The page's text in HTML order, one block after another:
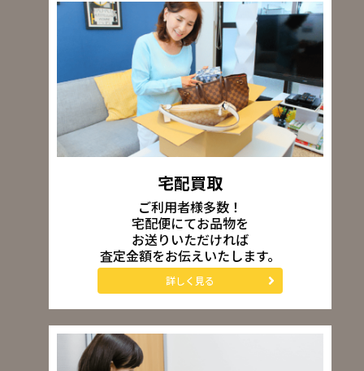
宅配買取
ご利用者様多数！
宅配便にてお品物を
お送りいただければ
査定金額をお伝えいたします。
詳しく見る